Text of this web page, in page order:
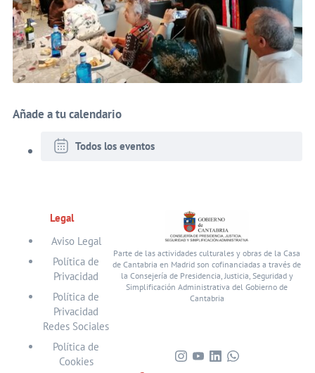
Añade a tu calendario
Todos los eventos
Legal
Aviso Legal
Política de
Privacidad
Política de
Privacidad
Redes Sociales
Política de
Cookies
Parte de las actividades culturales y obras de la Casa
de Cantabria en Madrid son cofinanciadas a través de
la Consejería de Presidencia, Justicia, Seguridad y
Simplificación Administrativa del Gobierno de
Cantabria
VisitaVisitaVisitaVisita